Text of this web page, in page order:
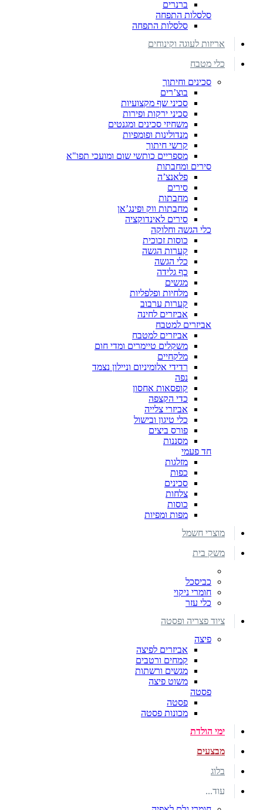
ברנרים
סלסלות התפחה
סלסלות התפחה
אריזות לעוגה וקינוחים
כלי מטבח
סכינים וחיתוך
בוצ’רים
סכיני שף מקצועיות
סכיני ירקות ופירות
משחיזי סכינים ומגנטים
מנדולינות ופומפיות
קרשי חיתוך
מספריים כותשי שום ומועכי תפו"א
סירים ומחבתות
פלאנצ’ה
סירים
מחבתות
מחבתות ווק ופינג’אן
סירים לאינדוקציה
כלי הגשה וחלוקה
כוסות זכוכית
קערות הגשה
כלי הגשה
כף גלידה
מגשים
מלחיות ופלפליות
קערות ערבוב
אביזרים לחינה
אביזרים למטבח
אביזרים למטבח
משקלים טיימרים ומדי חום
מלקחיים
רדידי אלומיניום וניילון נצמד
נפה
קופסאות אחסון
כדי הקצפה
אביזרי צלייה
כלי טיגון ובישול
פורס ביצים
מסננות
חד פעמי
מזלגות
כפות
סכינים
צלחות
כוסות
מפות ומפיות
מוצרי חשמל
משק בית
כביסכל
חומרי ניקוי
כלי עזר
ציוד פצריה ופסטה
פיצה
אביזרים לפיצה
קמחים ורטבים
מגשים ורשתות
משוט פיצה
פסטה
פסטה
מכונות פסטה
ימי הולדת
מבצעים
בלוג
עוד...